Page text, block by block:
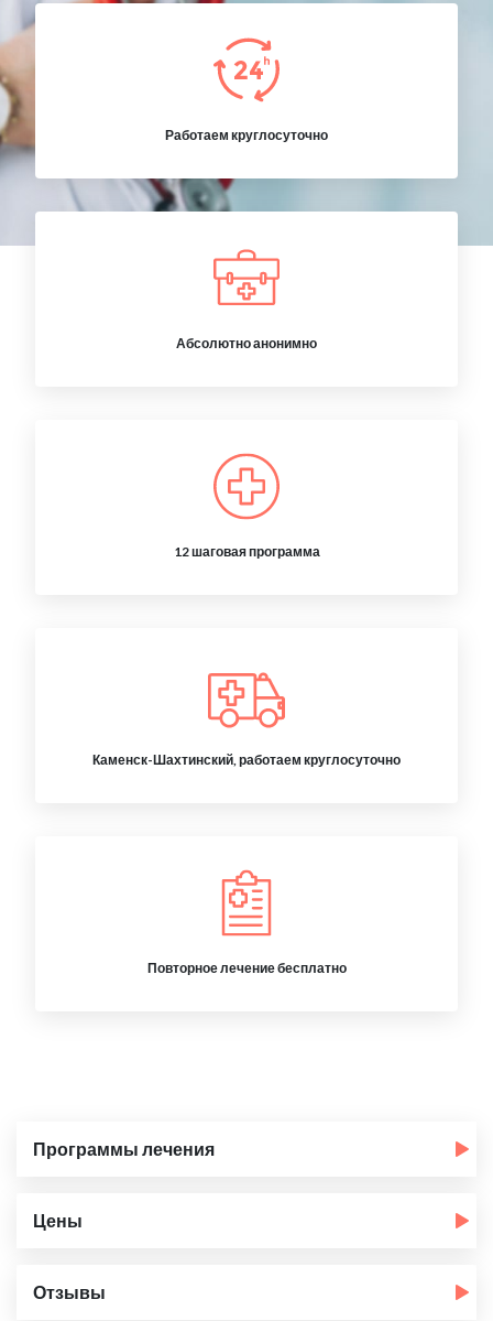
Работаем круглосуточно
Абсолютно анонимно
12 шаговая программа
Каменск-Шахтинский, работаем круглосуточно
Повторное лечение бесплатно
Программы лечения
Цены
Отзывы